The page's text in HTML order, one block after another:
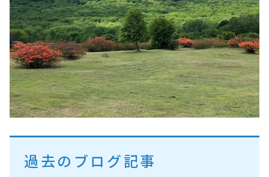
過去のブログ記事